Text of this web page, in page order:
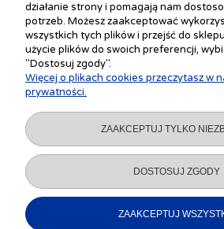
ZAKUPY
MOJE
INFORMACJE
działanie strony i pomagają nam
potrzeb. Możesz zaakceptować
wszystkich tych plików i przejść do
użycie plików do swoich preferencji,
"Dostosuj zgody".
Więcej o plikach cookies przeczytasz w
prywatności.
ZAAKCEPTUJ TYLKO
DOSTOSUJ ZGODY
ZAAKCEPTUJ